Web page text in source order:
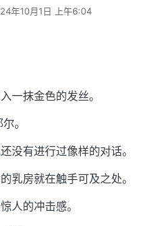
年10月1日 上午6:04
辑
一抹金色的发丝。
。
没有进行过像样的对话。
乳房就在触手可及之处。
人的冲击感。